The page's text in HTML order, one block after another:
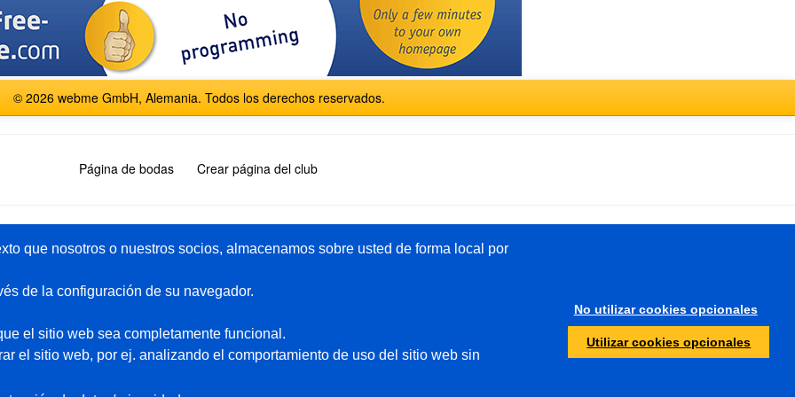
© 2026 webme GmbH, Alemania. Todos los derechos reservados.
Página de bodas Crear página del club
Español Français Italiano Русский Türkçe
Pagina gratis
Privado
Páginas de ejemplo
Foro
Autoridades/policía de
que nosotros o nuestros socios, almacenamos sobre usted de forma local por
de la configuración de su navegador.
el sitio web sea completamente funcional.
el sitio web, por ej. analizando el comportamiento de uso del sitio web sin
No utilizar cookies opcionales
Utilizar cookies opcionales